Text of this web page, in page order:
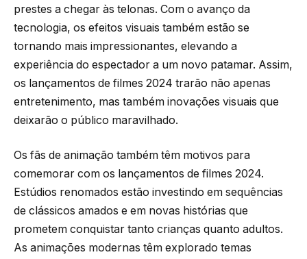
prestes a chegar às telonas. Com o avanço da
tecnologia, os efeitos visuais também estão se
tornando mais impressionantes, elevando a
experiência do espectador a um novo patamar. Assim,
os lançamentos de filmes 2024 trarão não apenas
entretenimento, mas também inovações visuais que
deixarão o público maravilhado.
Os fãs de animação também têm motivos para
comemorar com os lançamentos de filmes 2024.
Estúdios renomados estão investindo em sequências
de clássicos amados e em novas histórias que
prometem conquistar tanto crianças quanto adultos.
As animações modernas têm explorado temas